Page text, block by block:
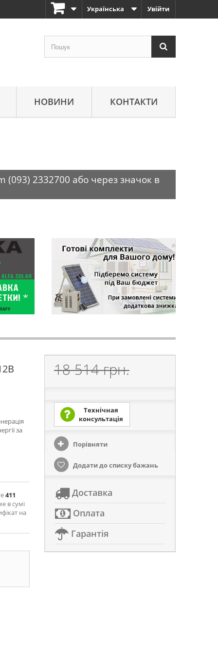
Увійти
Українська
НОВИНИ КОНТАКТИ
(093) 2332700 або через значок в
за
411
в сумі
на
18 514 грн.
Технічная
консультація
Порівняти
Додати до списку бажань
Доставка
Оплата
Гарантія